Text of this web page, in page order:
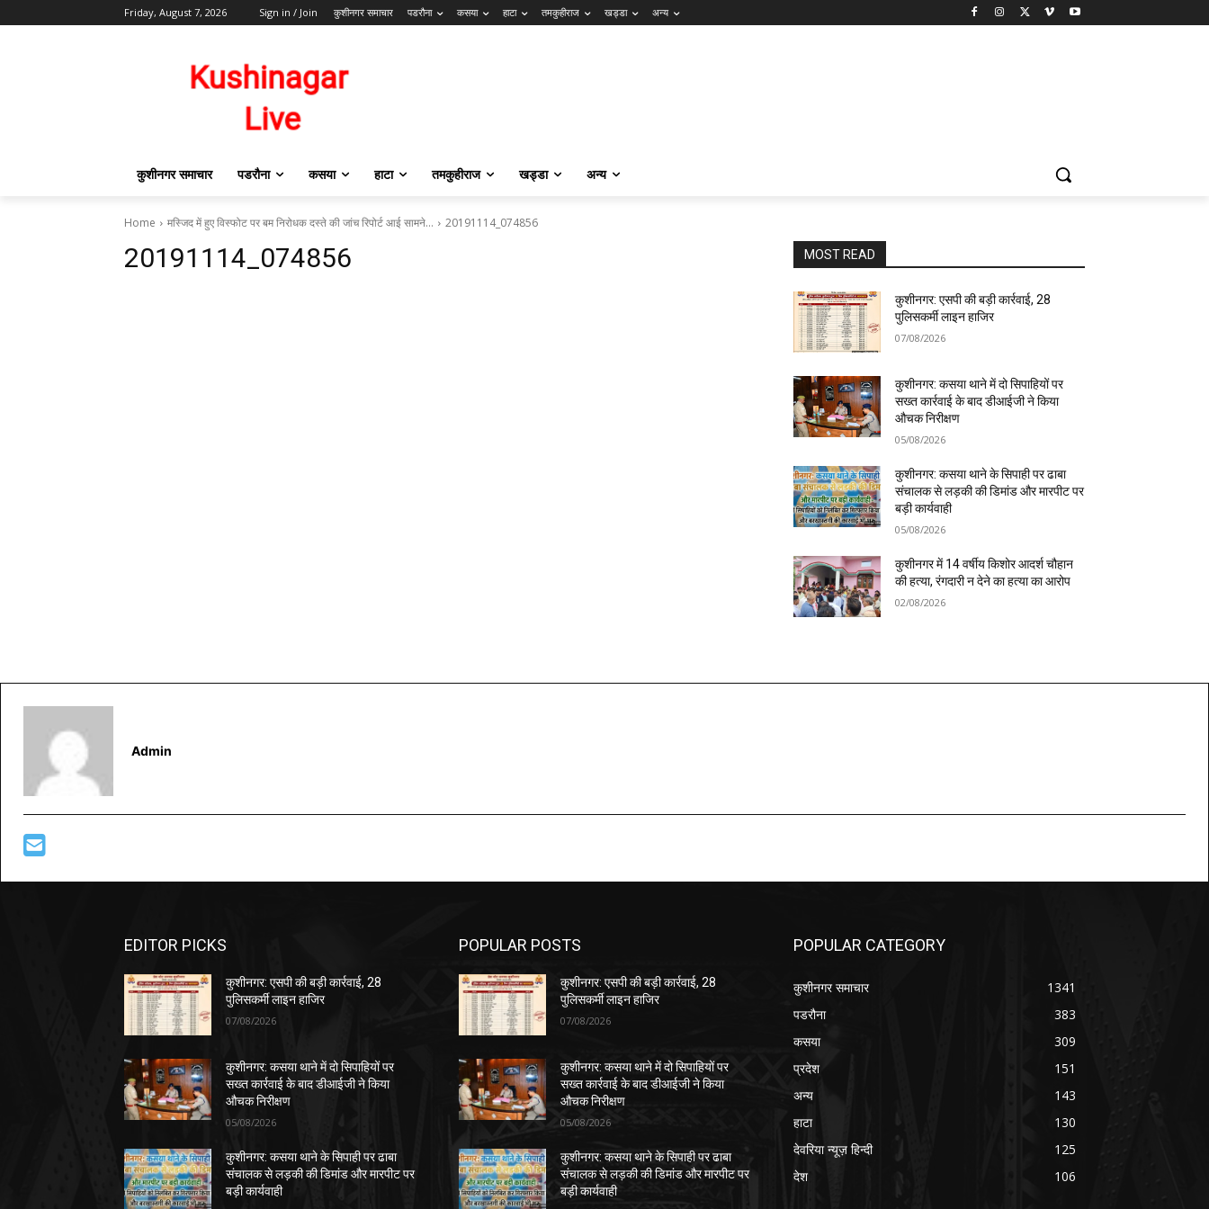
Friday, August 7, 2026 Sign in / Join कुशीनगर समाचार पडरौना कसया हाटा तमकुहीराज खड्डा अन्य
कुशीनगर समाचार पडरौना कसया हाटा तमकुहीराज खड्डा अन्य
Home मस्जिद में हुए विस्फोट पर बम निरोधक दस्ते की जांच रिपोर्ट आई सामने… 20191114_074856
20191114_074856 MOST READ
कुशीनगर: एसपी की बड़ी कार्रवाई, 28
पुलिसकर्मी लाइन हाजिर
07/08/2026
कुशीनगर: कसया थाने में दो सिपाहियों पर
सख्त कार्रवाई के बाद डीआईजी ने किया
औचक निरीक्षण
05/08/2026
कुशीनगर: कसया थाने के सिपाही पर ढाबा
संचालक से लड़की की डिमांड और मारपीट पर
बड़ी कार्यवाही
05/08/2026
कुशीनगर में 14 वर्षीय किशोर आदर्श चौहान
की हत्या, रंगदारी न देने का हत्या का आरोप
02/08/2026
Admin
EDITOR PICKS
कुशीनगर: एसपी की बड़ी कार्रवाई, 28
पुलिसकर्मी लाइन हाजिर
07/08/2026
कुशीनगर: कसया थाने में दो सिपाहियों पर
सख्त कार्रवाई के बाद डीआईजी ने किया
औचक निरीक्षण
05/08/2026
कुशीनगर: कसया थाने के सिपाही पर ढाबा
संचालक से लड़की की डिमांड और मारपीट पर
बड़ी कार्यवाही
POPULAR POSTS
कुशीनगर: एसपी की बड़ी कार्रवाई, 28
पुलिसकर्मी लाइन हाजिर
07/08/2026
कुशीनगर: कसया थाने में दो सिपाहियों पर
सख्त कार्रवाई के बाद डीआईजी ने किया
औचक निरीक्षण
05/08/2026
कुशीनगर: कसया थाने के सिपाही पर ढाबा
संचालक से लड़की की डिमांड और मारपीट पर
बड़ी कार्यवाही
POPULAR CATEGORY
कुशीनगर समाचार
1341
पडरौना
383
कसया
309
प्रदेश
151
अन्य
143
हाटा
130
देवरिया न्यूज़ हिन्दी
125
देश
106